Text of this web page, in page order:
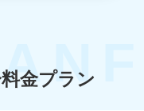
金プラン